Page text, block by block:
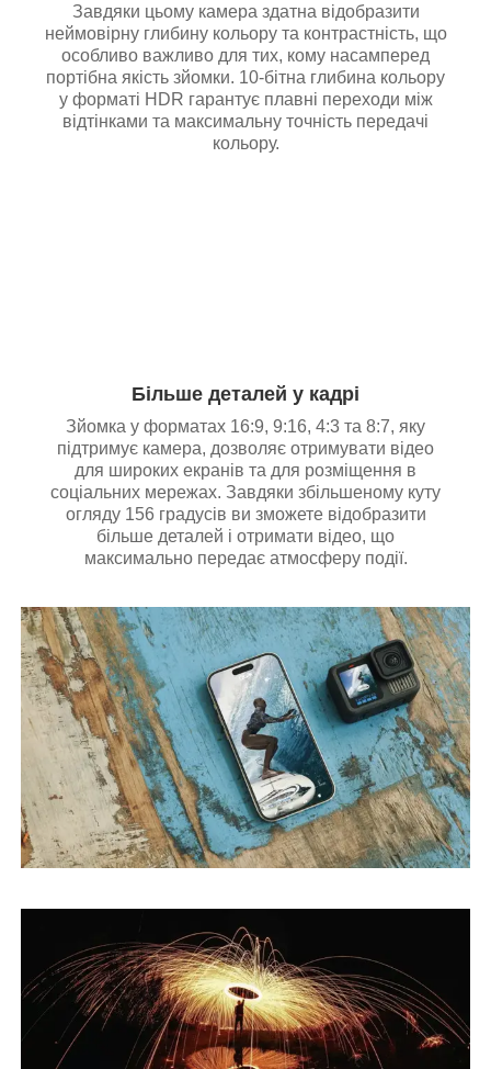
Завдяки цьому камера здатна відобразити
неймовірну глибину кольору та контрастність, що
особливо важливо для тих, кому насамперед
портібна якість зйомки. 10-бітна глибина кольору
у форматі HDR гарантує плавні переходи між
відтінками та максимальну точність передачі
кольору.
Більше деталей у кадрі
Зйомка у форматах 16:9, 9:16, 4:3 та 8:7, яку
підтримує камера, дозволяє отримувати відео
для широких екранів та для розміщення в
соціальних мережах. Завдяки збільшеному куту
огляду 156 градусів ви зможете відобразити
більше деталей і отримати відео, що
максимально передає атмосферу події.